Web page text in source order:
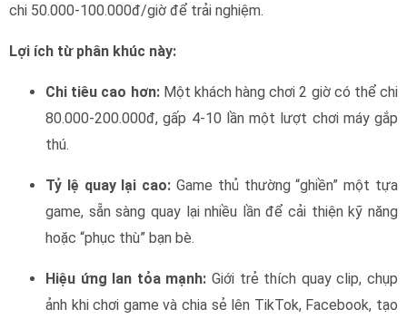
chi 50.000-100.000đ/giờ để trải nghiệm.
Lợi ích từ phân khúc này:
Chi tiêu cao hơn:Một khách hàng chơi 2 giờ có thể chi
80.000-200.000đ, gấp 4-10 lần một lượt chơi máy gắp
thú.
Tỷ lệ quay lại cao: Game thủ thường “ghiền” một tựa
game, sẵn sàng quay lại nhiều lần để cải thiện kỹ năng
hoặc “phục thù” bạn bè.
Hiệu ứng lan tỏa mạnh: Giới trẻ thích quay clip, chụp
ảnh khi chơi game và chia sẻ lên TikTok, Facebook, tạo